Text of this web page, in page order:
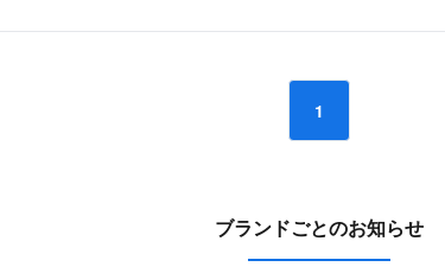
1
ブランドごとのお知らせ